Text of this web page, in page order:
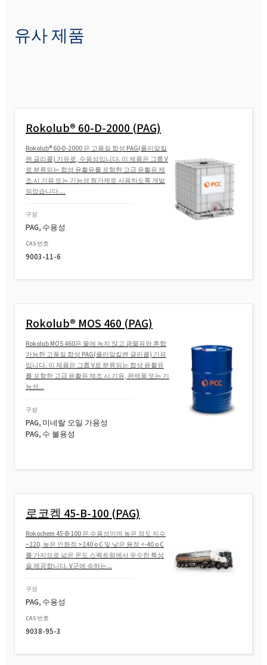
유사 제품
Rokolub® 60-D-2000 (PAG)
Rokolub® 60-D-2000 은 고품질 합성 PAG(폴리알킬
렌 글리콜) 기유로, 수용성입니다. 이 제품은 그룹 V
로 분류되는 합성 윤활유를 포함한 고급 윤활유 제
조 시 기유 또는 기능성 첨가제로 사용하도록 개발
되었습니다....
구성
PAG, 수용성
CAS 번호
9003-11-6
Rokolub® MOS 460 (PAG)
Rokolub MOS 460은 물에 녹지 않고 광물유와 혼합
가능한 고품질 합성 PAG(폴리알킬렌 글리콜) 기유
입니다. 이 제품은 그룹 V로 분류되는 합성 윤활유
를 포함한 고급 윤활유 제조 시 기유, 완제품 또는 기
능성...
구성
PAG, 미네랄 오일 가용성
PAG, 수 불용성
로코켐 45-B-100 (PAG)
Rokochem 45-B-100 은 수용성이며 높은 점도 지수
~220, 높은 인화점 >240 o C 및 낮은 융점 <-40 o C
를 가지므로 넓은 온도 스펙트럼에서 우수한 특성
을 제공합니다. V군에 속하는...
구성
PAG, 수용성
CAS 번호
9038-95-3